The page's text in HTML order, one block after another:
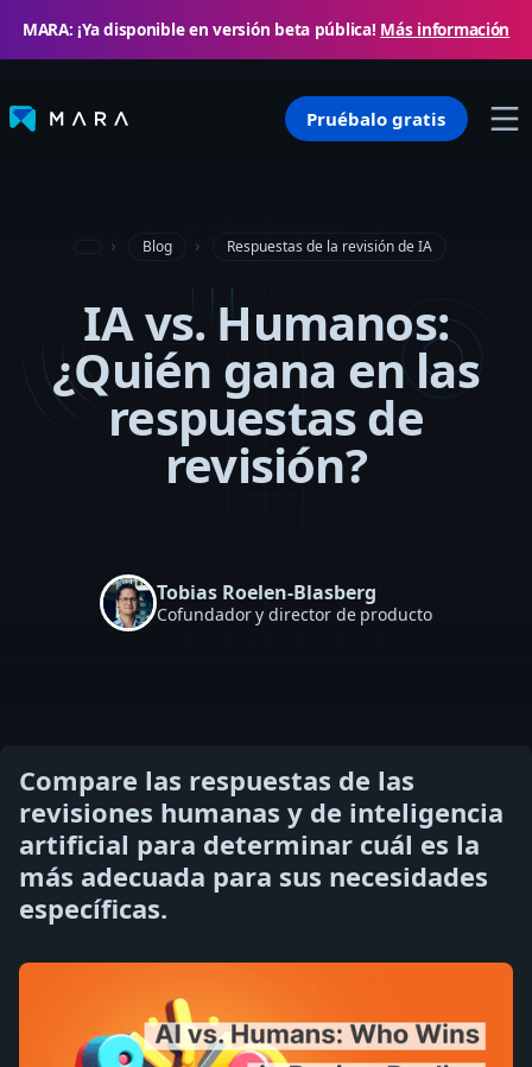
MARA: ¡Ya disponible en versión beta pública! Más información
Pruébalo gratis
Blog Respuestas de la revisión de IA
IA vs. Humanos:
¿Quién gana en las
respuestas de
revisión?
Tobias Roelen-Blasberg
Cofundador y director de producto
Compare las respuestas de las
revisiones humanas y de inteligencia
artificial para determinar cuál es la
más adecuada para sus necesidades
específicas.